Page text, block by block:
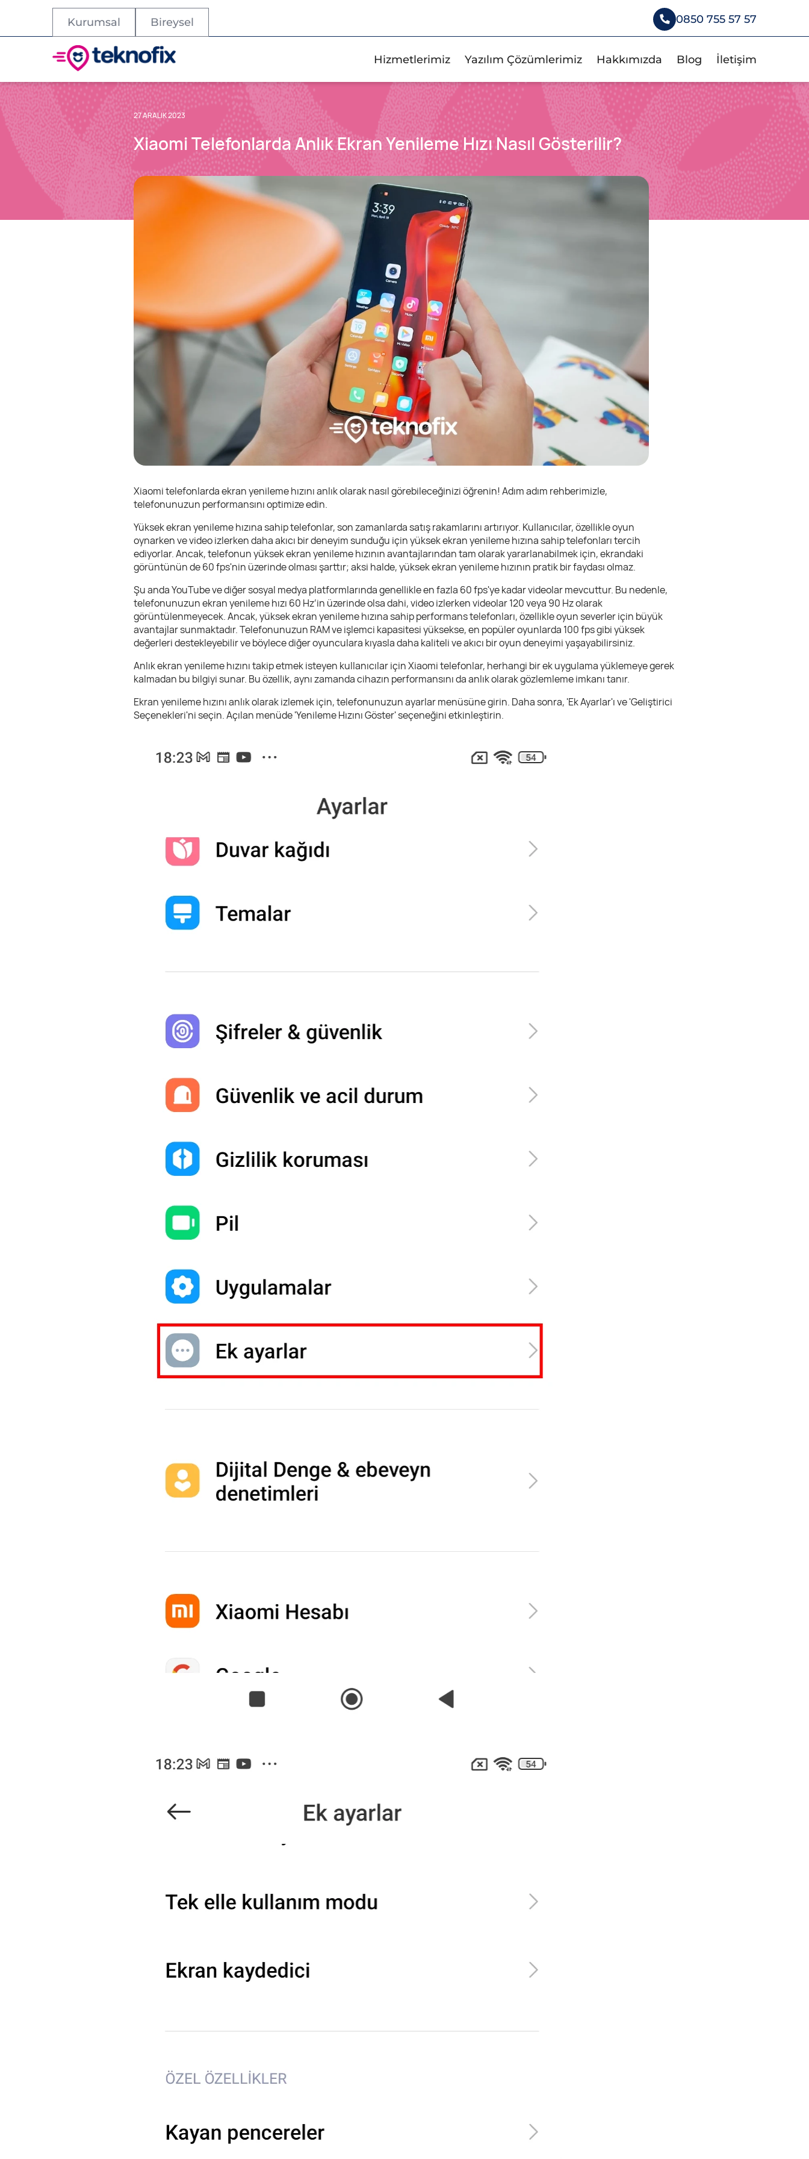
Kurumsal Bireysel 0850 755 57 57
Hizmetlerimiz Yazılım Çözümlerimiz Hakkımızda Blog İletişim
27 ARALIK 2023
Xiaomi Telefonlarda Anlık Ekran Yenileme Hızı Nasıl Gösterilir?
Xiaomi telefonlarda ekran yenileme hızını anlık olarak nasıl görebileceğinizi öğrenin! Adım adım rehberimizle,
telefonunuzun performansını optimize edin.
Yüksek ekran yenileme hızına sahip telefonlar, son zamanlarda satış rakamlarını artırıyor. Kullanıcılar, özellikle oyun
oynarken ve video izlerken daha akıcı bir deneyim sunduğu için yüksek ekran yenileme hızına sahip telefonları tercih
ediyorlar. Ancak, telefonun yüksek ekran yenileme hızının avantajlarından tam olarak yararlanabilmek için, ekrandaki
görüntünün de 60 fps'nin üzerinde olması şarttır; aksi halde, yüksek ekran yenileme hızının pratik bir faydası olmaz.
Şu anda YouTube ve diğer sosyal medya platformlarında genellikle en fazla 60 fps'ye kadar videolar mevcuttur. Bu nedenle,
telefonunuzun ekran yenileme hızı 60 Hz’in üzerinde olsa dahi, video izlerken videolar 120 veya 90 Hz olarak
görüntülenmeyecek. Ancak, yüksek ekran yenileme hızına sahip performans telefonları, özellikle oyun severler için büyük
avantajlar sunmaktadır. Telefonunuzun RAM ve işlemci kapasitesi yüksekse, en popüler oyunlarda 100 fps gibi yüksek
değerleri destekleyebilir ve böylece diğer oyunculara kıyasla daha kaliteli ve akıcı bir oyun deneyimi yaşayabilirsiniz.
Anlık ekran yenileme hızını takip etmek isteyen kullanıcılar için Xiaomi telefonlar, herhangi bir ek uygulama yüklemeye gerek
kalmadan bu bilgiyi sunar. Bu özellik, aynı zamanda cihazın performansını da anlık olarak gözlemleme imkanı tanır.
Ekran yenileme hızını anlık olarak izlemek için, telefonunuzun ayarlar menüsüne girin. Daha sonra, 'Ek Ayarlar'ı ve 'Geliştirici
Seçenekleri'ni seçin. Açılan menüde 'Yenileme Hızını Göster' seçeneğini etkinleştirin.